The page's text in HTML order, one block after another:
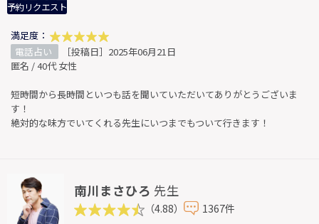
予約リクエスト
満足度：
電話占い
［投稿日］2025年06月21日
匿名 / 40代 女性
短時間から長時間といつも話を聞いていただいてありがとうございま
す！
絶対的な味方でいてくれる先生にいつまでもついて行きます！
南川まさひろ 先生
（4.88） 1367件